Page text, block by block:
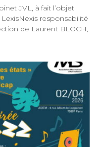
JVL, à fait l’objet
responsabilité
de Laurent BLOCH,